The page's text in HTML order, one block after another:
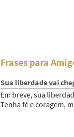
Frases para
Sua liberdade vai
Em breve, sua
Tenha fé e coragem,